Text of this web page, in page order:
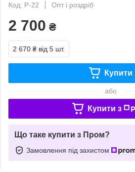
Код: P-22
Опт і роздріб
2 700 ₴
2 670 ₴ від 5 шт.
Купити
або
Купити з
Що таке купити з Пром?
Замовлення під захистом